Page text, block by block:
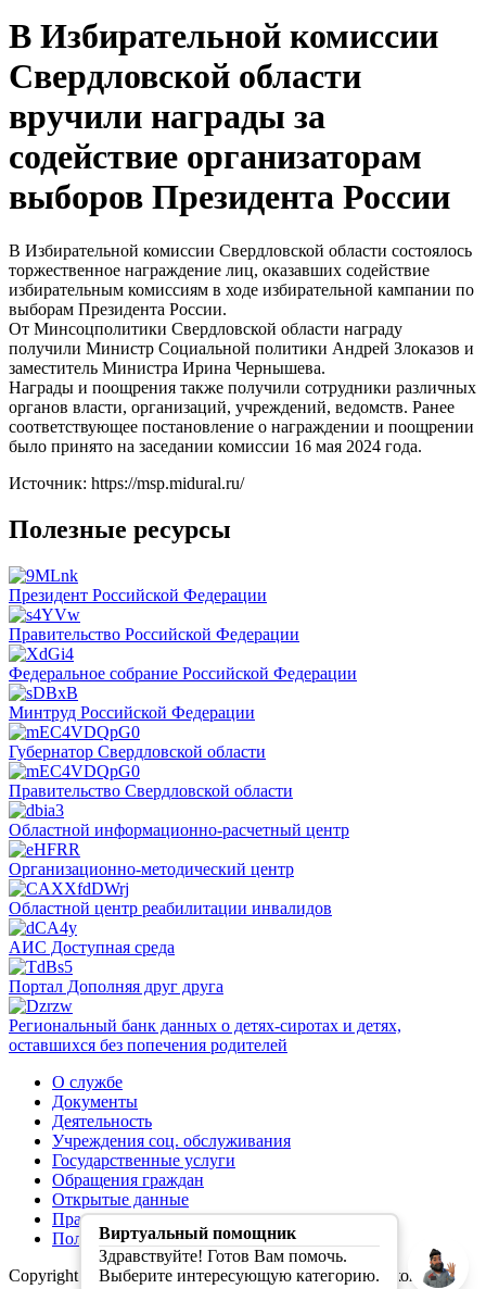
В Избирательной комиссии
Свердловской области
вручили награды за
содействие организаторам
выборов Президента России
В Избирательной комиссии Свердловской области состоялось
торжественное награждение лиц, оказавших содействие
избирательным комиссиям в ходе избирательной кампании по
выборам Президента России.
От Минсоцполитики Свердловской области награду
получили Министр Социальной политики Андрей Злоказов и
заместитель Министра Ирина Чернышева.
Награды и поощрения также получили сотрудники различных
органов власти, организаций, учреждений, ведомств. Ранее
соответствующее постановление о награждении и поощрении
было принято на заседании комиссии 16 мая 2024 года.
Источник: https://msp.midural.ru/
Полезные ресурсы
Президент Российской Федерации
Правительство Российской Федерации
Федеральное собрание Российской Федерации
Минтруд Российской Федерации
Губернатор Свердловской области
Правительство Свердловской области
Областной информационно-расчетный центр
Организационно-методический центр
Областной центр реабилитации инвалидов
АИС Доступная среда
Портал Дополняя друг друга
Региональный банк данных о детях-сиротах и детях,
оставшихся без попечения родителей
О службе
Документы
Деятельность
Учреждения соц. обслуживания
Государственные услуги
Обращения граждан
Открытые данные
Правила обработки персональных данных
Политика конфиденциальности
Copyright (C) Первая социальная служба Свердловской
Виртуальный помощник
Здравствуйте! Готов Вам помочь.
Выберите интересующую категорию.